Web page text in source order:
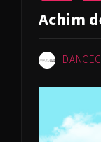
Achim